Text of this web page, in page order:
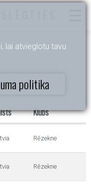
lai atvieglotu tavu
politika
Klubs
Rēzekne
Rēzekne